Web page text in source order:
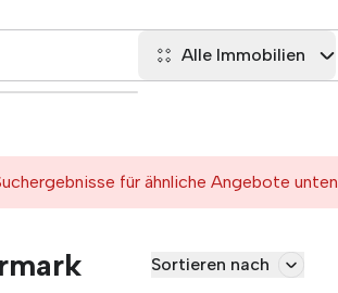
Alle Immobilien
für ähnliche Angebote unten
Sortieren nach